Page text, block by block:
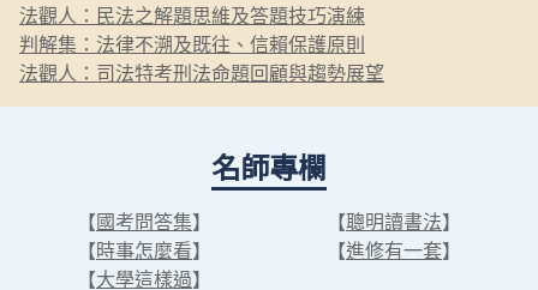
法觀人：民法之解題思維及答題技巧演練
判解集：法律不溯及既往、信賴保護原則
法觀人：司法特考刑法命題回顧與趨勢展望
名師專欄
【國考問答集】 【聰明讀書法】
【時事怎麼看】 【進修有一套】
【大學這樣過】